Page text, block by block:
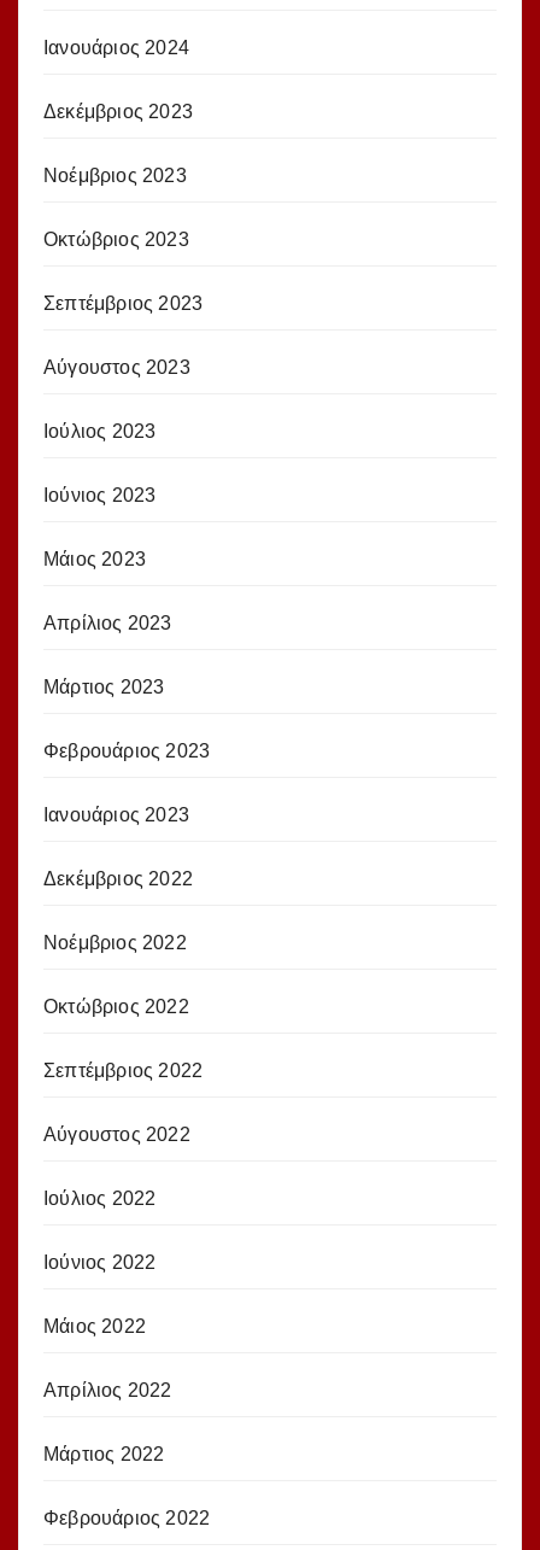
Ιανουάριος 2024
Δεκέμβριος 2023
Νοέμβριος 2023
Οκτώβριος 2023
Σεπτέμβριος 2023
Αύγουστος 2023
Ιούλιος 2023
Ιούνιος 2023
Μάιος 2023
Απρίλιος 2023
Μάρτιος 2023
Φεβρουάριος 2023
Ιανουάριος 2023
Δεκέμβριος 2022
Νοέμβριος 2022
Οκτώβριος 2022
Σεπτέμβριος 2022
Αύγουστος 2022
Ιούλιος 2022
Ιούνιος 2022
Μάιος 2022
Απρίλιος 2022
Μάρτιος 2022
Φεβρουάριος 2022